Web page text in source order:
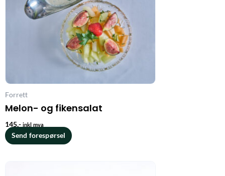
Forrett
Melon- og fikensalat
145,- inkl mva
Send forespørsel